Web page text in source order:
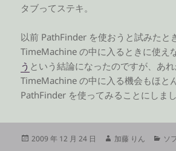
タブってステキ。
以前 PathFinder を使おうと試みたと
TimeMachine の中に入るときに使え
う という結論になったのですが、あ
TimeMachine の中に入る機会もほと
PathFinder を使ってみることにしまし
投
2009 年 12 月 24 日
作
加藤 りん
カ
ソ